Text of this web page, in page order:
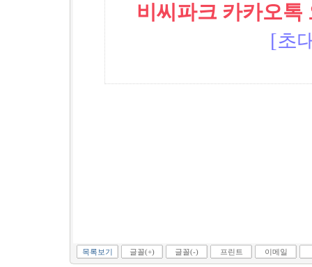
비씨파크 카카오톡
[초
목록보기 글꼴(+) 글꼴(-) 프린트 이메일